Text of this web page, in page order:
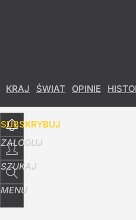
KRAJ ŚWIAT OPINIE
SUBSKRYBUJ
ZALOGUJ
SZUKAJ
MENU